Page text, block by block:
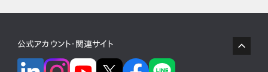
公式アカウント・関連サイト